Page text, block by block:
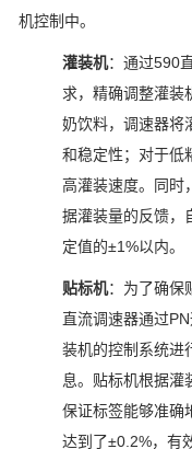
机控制中。
灌装机：通过590
求，精确调整灌装
奶饮料，调速器将
和稳定性；对于低
高灌装速度。同时
据灌装量的反馈，
定值的±1%以内。
贴标机：为了确保
直流调速器通过
装机的控制系统进
息。贴标机根据灌
保证标签能够准确
达到了±0.2%，有